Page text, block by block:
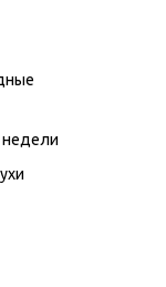
недели